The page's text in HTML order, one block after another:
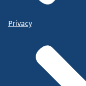
Privacy